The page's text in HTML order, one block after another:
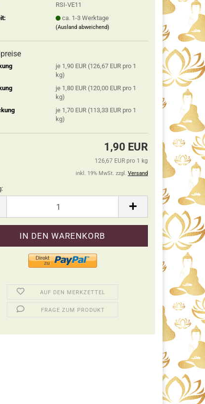
RSI-VE11
ca. 1-3 Werktage
(Ausland abweichend)
je 1,90 EUR (126,67 EUR pro 1
kg)
je 1,80 EUR (120,00 EUR pro 1
kg)
je 1,70 EUR (113,33 EUR pro 1
kg)
1,90 EUR
126,67 EUR pro 1 kg
inkl. 19% MwSt. zzgl. Versand
AUF DEN MERKZETTEL
FRAGE ZUM PRODUKT